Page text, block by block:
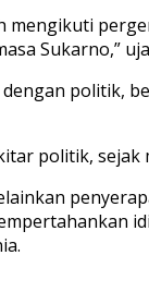
mengikuti
Sukarno,”
politik,
politik,